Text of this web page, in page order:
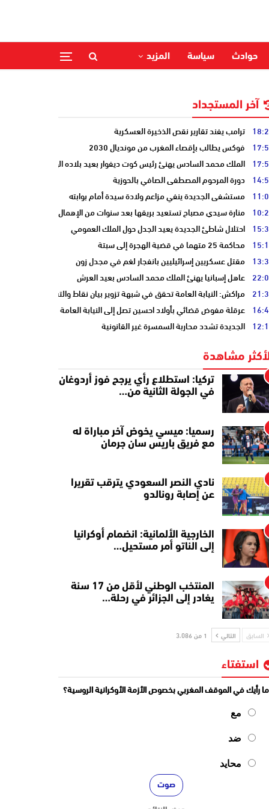
حوادث سياسة المزيد
آخر المستجداد
ترامب يفند تقارير نقص الذخيرة العسكرية
فوكس يطالب بإقصاء المغرب من مونديال 2030
الملك محمد السادس يهنئ رئيس كوت ديفوار بعيد بلاده الوطني
دورة المرحوم المصطفى الصافي بالحوزية
مستشفى الجديدة ينفي مزاعم ولادة سيدة أمام بوابته
منارة سيدي مصباح تستعيد بريقها بعد سنوات من الإهمال
احتلال شاطئ الجديدة يعيد الجدل حول الملك العمومي
محاكمة 25 متهما في قضية الهجرة إلى سبتة
مقتل عسكريين إسرائيليين بانفجار لغم في مجدل زون
عاهل إسبانيا يهنئ الملك محمد السادس بعيد العرش
مراكش: النيابة العامة تحقق في شبهة تزوير بيان نقاط والتشهير بطالب
عرقلة مفوض قضائي بأولاد احسين تصل إلى النيابة العامة
الجديدة تشدد محاربة السمسرة غير القانونية
مشاهدة
تركيا: استطلاع رأي يرجح فوز أردوغان
في الجولة الثانية من…
رسميا: ميسي يخوض آخر مباراة له
مع فريق باريس سان جرمان
نادي النصر السعودي يترقب تقريرا
عن إصابة رونالدو
الخارجية الألمانية: انضمام أوكرانيا
إلى الناتو أمر مستحيل…
المنتخب الوطني لأقل من 17 سنة
يغادر إلى الجزائر في رحلة…
السابق التالي 1 من 3٬086
استفتاء
ما رأيك في الموقف المغربي بخصوص الأزمة الأوكرانية الروسية؟
مع
ضد
محايد